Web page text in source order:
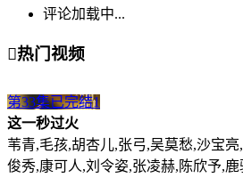
评论加载中...
热门视频
第33集已完结1
这一秒过火
苇青,毛孩,胡杏儿,张弓,吴莫愁,沙宝
俊秀,康可人,刘令姿,张凌赫,陈欣予,